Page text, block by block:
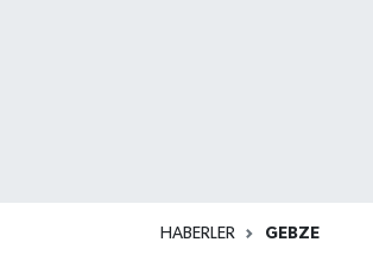
HABERLER GEBZE